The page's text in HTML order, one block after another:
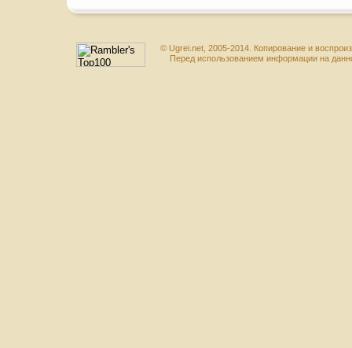
© Ugrei.net, 2005-2014. Копирование и
Перед использованием информации на